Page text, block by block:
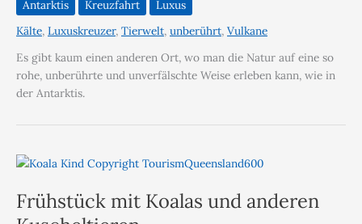
Antarktis Kreuzfahrt
Luxus
Kälte, Luxuskreuzer, Tierwelt, unberührt, Vulkane
Es gibt kaum einen anderen Ort, wo man die Natur auf eine so
rohe, unberührte und unverfälschte Weise erleben kann, wie in
der Antarktis.
Frühstück mit Koalas und anderen